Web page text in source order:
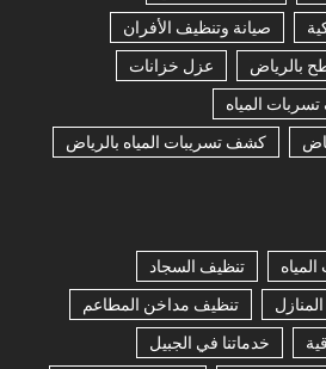
صيانة وتنظيف الأفران
بالرياض
عزل خزانات
المياه
كشف تسريبات المياه بالرياض
تنظيف السجاد
تنظيف مداخن المطاعم
خدماتنا في الجبيل